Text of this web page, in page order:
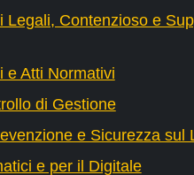
Legali, Contenzioso e
e Atti Normativi
di Gestione
e Sicurezza sul
e per il Digitale